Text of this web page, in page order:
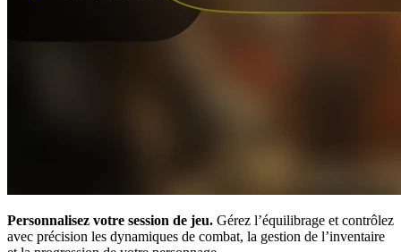
Personnalisez votre session de jeu. Gérez l’équilibrage et contrôlez
avec précision les dynamiques de combat, la gestion de l’inventaire